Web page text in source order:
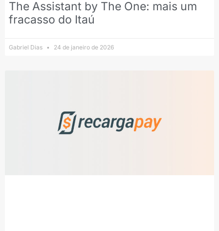
The Assistant by The One: mais um
fracasso do Itaú
Gabriel Dias 24 de janeiro de 2026